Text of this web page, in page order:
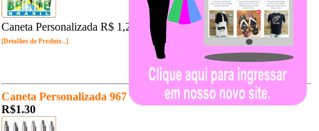
Caneta Personalizada R$ 1,24 un. Pedido Mínimo: 200 un.
[Detalhes do Produto...]
Caneta Personalizada 967
R$1.30